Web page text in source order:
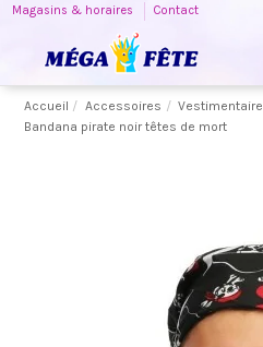
Magasins & horaires Contact
Accueil Accessoires Vestimentaire
Bandana pirate noir têtes de mort